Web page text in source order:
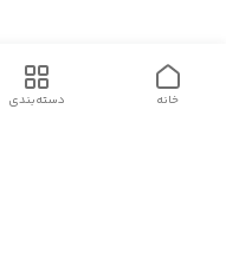
دسته‌بندی خانه